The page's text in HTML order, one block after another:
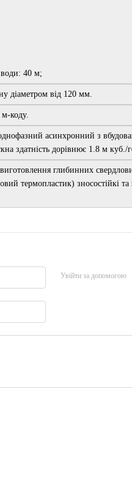
води: 40 м;
діаметром від 120 мм.
коду.
асинхронний з
здатність дорівнює 1.8 м куб./
виготовлення глибинних
термопластик) зносостійкі та
Увійти за допомогою